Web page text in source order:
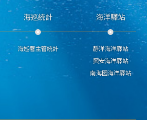
海巡統計
海巡署主管統計
海洋驛站
靜洋海洋驛站
興安海洋驛站
南海園海洋驛站